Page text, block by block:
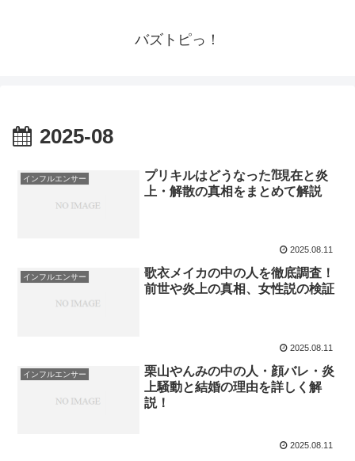
バズトピっ！
2025-08
インフルエンサー
プリキルはどうなった⁈現在と炎
上・解散の真相をまとめて解説
2025.08.11
インフルエンサー
歌衣メイカの中の人を徹底調査！
前世や炎上の真相、女性説の検証
2025.08.11
インフルエンサー
栗山やんみの中の人・顔バレ・炎
上騒動と結婚の理由を詳しく解
説！
2025.08.11